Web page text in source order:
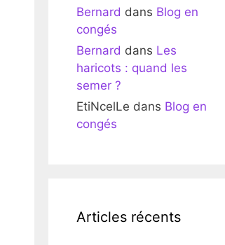
Bernard dans Blog en
congés
Bernard dans Les
haricots : quand les
semer ?
EtiNcelLe dans Blog en
congés
Articles récents